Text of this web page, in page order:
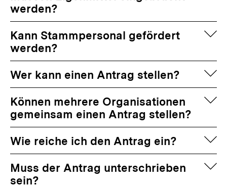
werden?
Kann Stammpersonal gefördert
werden?
Wer kann einen Antrag stellen?
Können mehrere Organisationen
gemeinsam einen Antrag stellen?
Wie reiche ich den Antrag ein?
Muss der Antrag unterschrieben
sein?